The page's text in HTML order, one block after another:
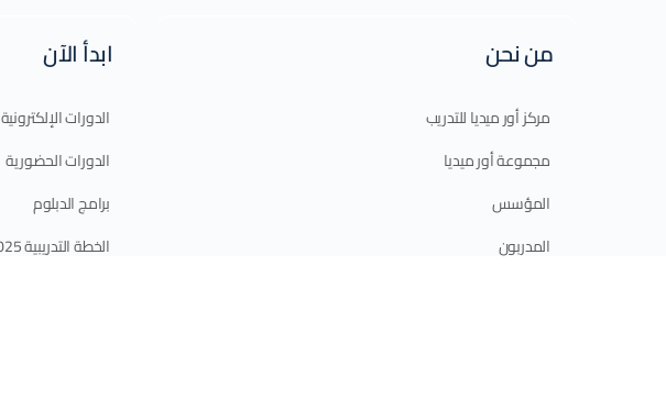
من نحن
مركز أور ميديا للتدريب
مجموعة أور ميديا
المؤسس
المدربون
ابدأ الآن
الدورات الإلكترونية
الدورات الحضورية
برامج الدبلوم
الخطة التدريبية 2025